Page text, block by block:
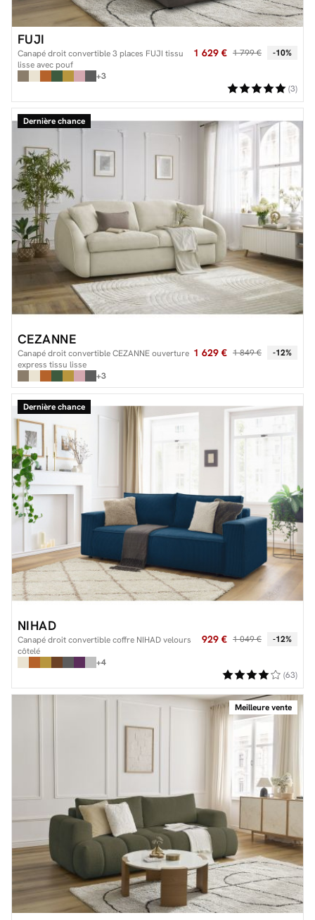
FUJI
Canapé droit convertible 3 places FUJI tissu
lisse avec pouf
1 629 € 1 799 € -10%
+3
(3)
Dernière chance
CEZANNE
Canapé droit convertible CEZANNE ouverture
express tissu lisse
1 629 € 1 849 € -12%
+3
Dernière chance
NIHAD
Canapé droit convertible coffre NIHAD velours
côtelé
929 € 1 049 € -12%
+4
(63)
Meilleure vente